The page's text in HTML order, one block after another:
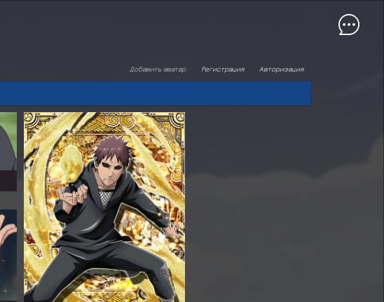
Авторизация
Регистрация
Добавить аватар